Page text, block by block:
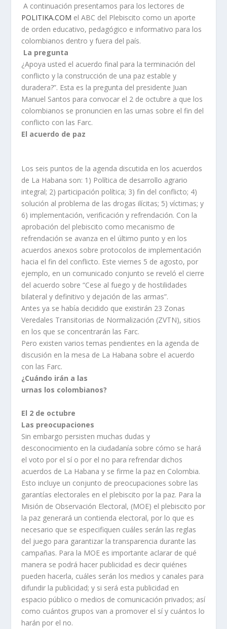
A continuación presentamos para los lectores de
POLITIKA.COM el ABC del Plebiscito como un aporte
de orden educativo, pedagógico e informativo para los
colombianos dentro y fuera del país.
La pregunta
¿Apoya usted el acuerdo final para la terminación del
conflicto y la construcción de una paz estable y
duradera?”. Esta es la pregunta del presidente Juan
Manuel Santos para convocar el 2 de octubre a que los
colombianos se pronuncien en las urnas sobre el fin del
conflicto con las Farc.
El acuerdo de paz
Los seis puntos de la agenda discutida en los acuerdos
de La Habana son: 1) Política de desarrollo agrario
integral; 2) participación política; 3) fin del conflicto; 4)
solución al problema de las drogas ilícitas; 5) víctimas; y
6) implementación, verificación y refrendación. Con la
aprobación del plebiscito como mecanismo de
refrendación se avanza en el último punto y en los
acuerdos anexos sobre protocolos de implementación
hacia el fin del conflicto. Este viernes 5 de agosto, por
ejemplo, en un comunicado conjunto se reveló el cierre
del acuerdo sobre “Cese al fuego y de hostilidades
bilateral y definitivo y dejación de las armas”.
Antes ya se había decidido que existirán 23 Zonas
Veredales Transitorias de Normalización (ZVTN), sitios
en los que se concentrarán las Farc.
Pero existen varios temas pendientes en la agenda de
discusión en la mesa de La Habana sobre el acuerdo
con las Farc.
¿Cuándo irán a las
urnas los colombianos?
El 2 de octubre
Las preocupaciones
Sin embargo persisten muchas dudas y
desconocimiento en la ciudadanía sobre cómo se hará
el voto por el sí o por el no para refrendar dichos
acuerdos de La Habana y se firme la paz en Colombia.
Esto incluye un conjunto de preocupaciones sobre las
garantías electorales en el plebiscito por la paz. Para la
Misión de Observación Electoral, (MOE) el plebiscito por
la paz generará un contienda electoral, por lo que es
necesario que se especifiquen cuáles serán las reglas
del juego para garantizar la transparencia durante las
campañas. Para la MOE es importante aclarar de qué
manera se podrá hacer publicidad es decir quiénes
pueden hacerla, cuáles serán los medios y canales para
difundir la publicidad; y si será esta publicidad en
espacio público o medios de comunicación privados; así
como cuántos grupos van a promover el sí y cuántos lo
harán por el no.